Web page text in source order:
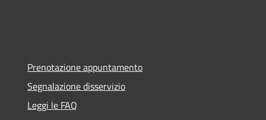
Prenotazione appuntamento
Segnalazione disservizio
Leggi le FAQ